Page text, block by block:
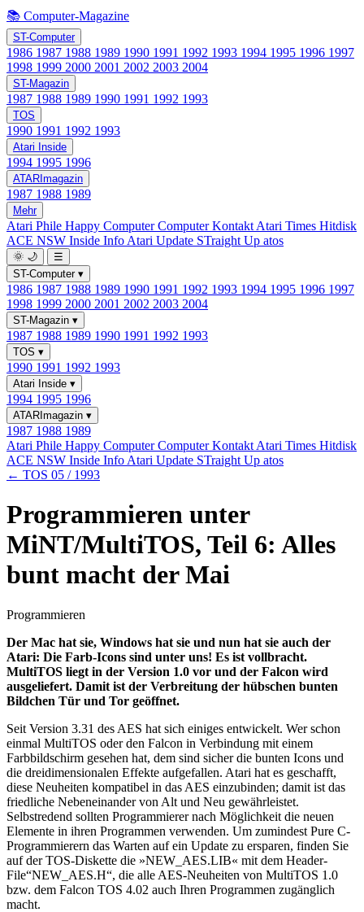
📚 Computer-Magazine
ST-Computer
1986 1987 1988 1989 1990 1991 1992 1993 1994 1995 1996 1997
1998 1999 2000 2001 2002 2003 2004
ST-Magazin
1987 1988 1989 1990 1991 1992 1993
TOS
1990 1991 1992 1993
Atari Inside
1994 1995 1996
ATARImagazin
1987 1988 1989
Mehr
Atari Phile Happy ComputerComputer Kontakt Atari Times Hitdisk
ACE NSW Inside Info Atari Update STraight Up atos
🌞 🌙
☰
ST-Computer ▾
1986 1987 1988 1989 1990 1991 1992 1993 1994 1995 1996 1997
1998 1999 2000 2001 2002 2003 2004
ST-Magazin ▾
1987 1988 1989 1990 1991 1992 1993
TOS ▾
1990 1991 1992 1993
Atari Inside ▾
1994 1995 1996
ATARImagazin ▾
1987 1988 1989
Atari Phile Happy ComputerComputer Kontakt Atari Times Hitdisk
ACE NSW Inside Info Atari Update STraight Up atos
← TOS 05 / 1993
Programmieren unter
MiNT/MultiTOS, Teil 6: Alles
bunt macht der Mai
Programmieren
Der Mac hat sie, Windows hat sie und nun hat sie auch der
Atari: Die Farb-Icons sind unter uns! Es ist vollbracht.
MultiTOS liegt in der Version 1.0 vor und der Falcon wird
ausgeliefert. Damit ist der Verbreitung der hübschen bunten
Bildchen Tür und Tor geöffnet.
Seit Version 3.31 des AES hat sich einiges entwickelt. Wer schon
einmal MultiTOS oder den Falcon in Verbindung mit einem
Farbbildschirm gesehen hat, dem sind sicher die bunten Icons und
die dreidimensionalen Effekte aufgefallen. Atari hat es geschafft,
diese Neuheiten kompatibel in das AES einzubinden; damit ist das
friedliche Nebeneinander von Alt und Neu gewährleistet.
Selbstredend sollten Programmierer nach Möglichkeit die neuen
Elemente in ihren Programmen verwenden. Um zumindest Pure C-
Programmierern das Warten auf ein Update zu ersparen, finden Sie
auf der TOS-Diskette die »NEW_AES.LIB« mit dem Header-
File“NEW_AES.H“, die alle AES-Neuheiten von MultiTOS 1.0
bzw. dem Falcon TOS 4.02 auch Ihren Programmen zugänglich
macht.